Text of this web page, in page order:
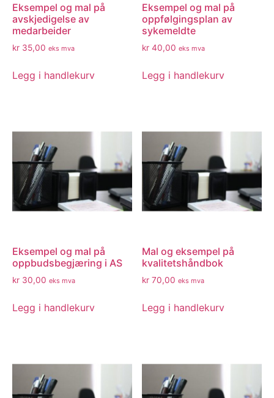
Eksempel og mal på
avskjedigelse av
medarbeider
kr 35,00 eks mva
Legg i handlekurv
Eksempel og mal på
oppfølgingsplan av
sykemeldte
kr 40,00 eks mva
Legg i handlekurv
Eksempel og mal på
oppbudsbegjæring i AS
kr 30,00 eks mva
Legg i handlekurv
Mal og eksempel på
kvalitetshåndbok
kr 70,00 eks mva
Legg i handlekurv